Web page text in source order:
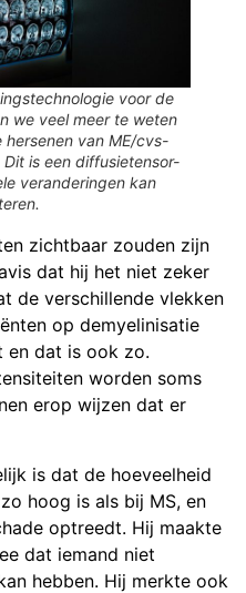
voor de
we veel meer te weten
van ME/cvs-
is een diffusietensor-
veranderingen kan
zichtbaar zouden zijn
dat hij het niet zeker
de verschillende vlekken
op demyelinisatie
en dat is ook zo.
worden soms
erop wijzen dat er
is dat de hoeveelheid
hoog is als bij MS, en
optreedt. Hij maakte
dat iemand niet
hebben. Hij merkte ook